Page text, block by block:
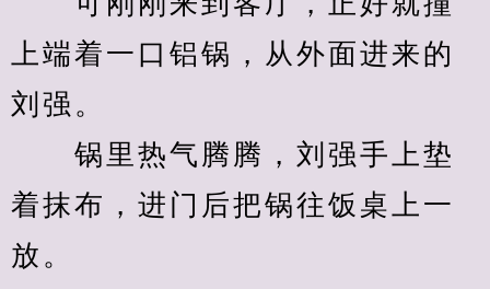
上端着一口铝锅，从外面进来的
刘强。
锅里热气腾腾，刘强手上垫
着抹布，进门后把锅往饭桌上一
放。